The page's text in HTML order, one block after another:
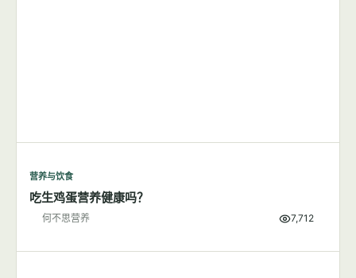
营养与饮食
吃生鸡蛋营养健康吗？
何不思营养 7,712